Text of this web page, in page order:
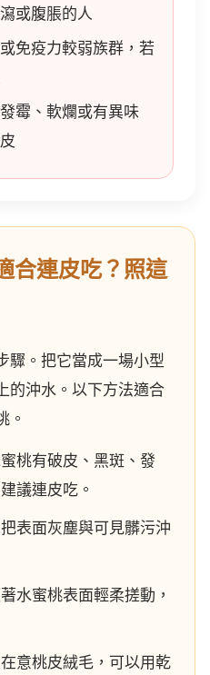
或腹脹的人
免疫力較弱族群，若
霉、軟爛或有異味
合連皮吃？照這
驟。把它當成一場小型
的沖水。以下方法適合
。
桃有破皮、黑斑、發
議連皮吃。
表面灰塵與可見髒污沖
水蜜桃表面輕柔搓動，
意桃皮絨毛，可以用乾